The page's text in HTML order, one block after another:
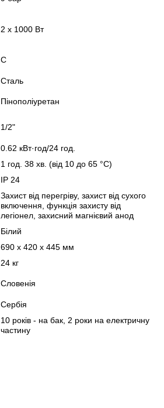
2 х 1000 Вт
С
Сталь
Пінополіуретан
1/2"
0.62 кВт·год/24 год.
1 год. 38 хв. (від 10 до 65 °С)
ІР 24
Захист від перегріву, захист від сухого
включення, функція захисту від
легіонел, захисний магнієвий анод
Білий
690 х 420 х 445 мм
24 кг
Словенія
Сербія
10 років - на бак, 2 роки на електричну
частину